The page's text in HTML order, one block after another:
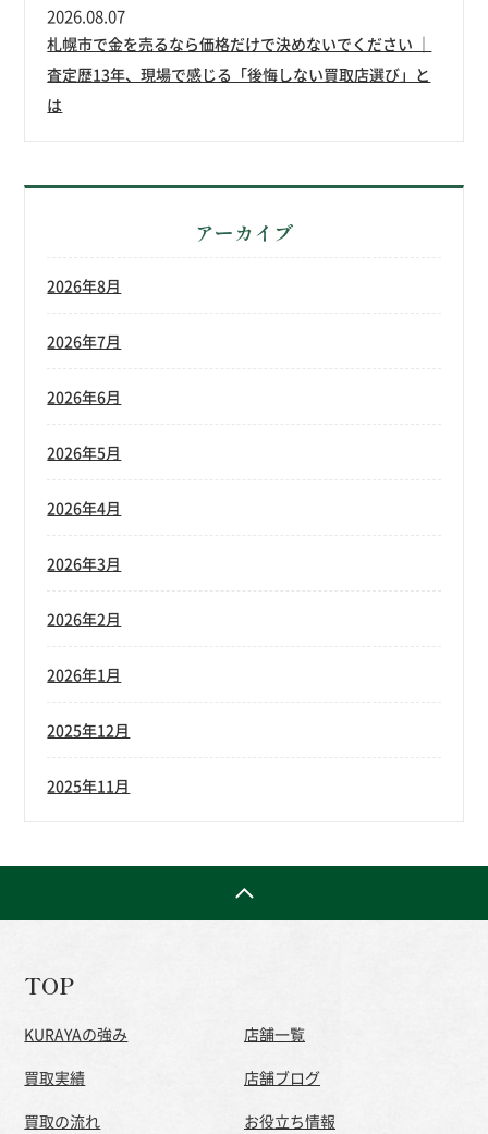
札幌市で金を売るなら価格だけで決めないでください ｜
査定歴13年、現場で感じる「後悔しない買取店選び」と
は
2026.08.07
アーカイブ
2026年8月
2026年7月
2026年6月
2026年5月
2026年4月
2026年3月
2026年2月
2026年1月
2025年12月
2025年11月
TOP
KURAYAの強み
買取実績
買取の流れ
店舗一覧
店舗ブログ
お役立ち情報